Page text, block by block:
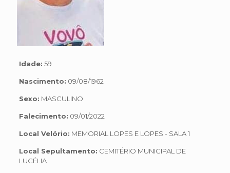
Idade: 59
Nascimento: 09/08/1962
Sexo: MASCULINO
Falecimento: 09/01/2022
Local Velório: MEMORIAL LOPES E LOPES - SALA 1
Local Sepultamento: CEMITÉRIO MUNICIPAL DE
LUCÉLIA